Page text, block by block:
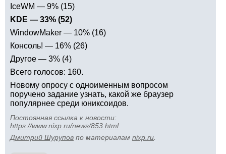
IceWM — 9% (15)
KDE — 33% (52)
WindowMaker — 10% (16)
Консоль! — 16% (26)
Другое — 3% (4)
Всего голосов: 160.
Новому опросу с одноименным вопросом
поручено задание узнать, какой же браузер
популярнее среди юниксоидов.
Постоянная ссылка к новости:
https://www.nixp.ru/news/853.html.
Дмитрий Шурупов по материалам nixp.ru